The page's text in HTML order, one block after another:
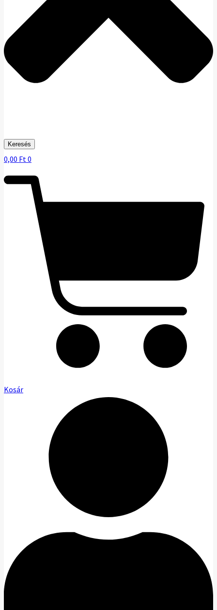
Keresés
0,00 Ft 0
Kosár